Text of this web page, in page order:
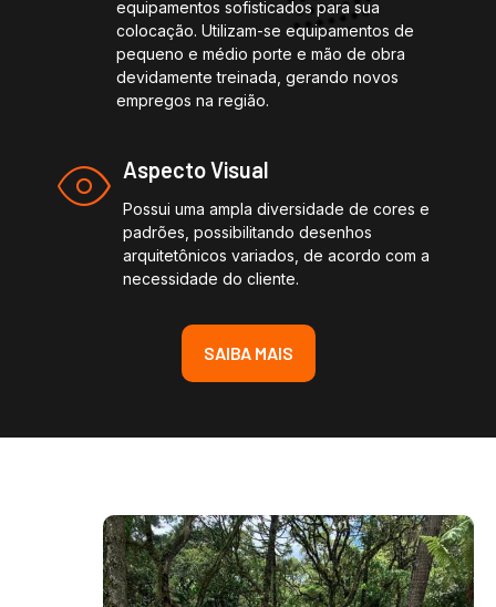
equipamentos sofisticados para sua
colocação. Utilizam-se equipamentos de
pequeno e médio porte e mão de obra
devidamente treinada, gerando novos
empregos na região.
Aspecto Visual
Possui uma ampla diversidade de cores e
padrões, possibilitando desenhos
arquitetônicos variados, de acordo com a
necessidade do cliente.
SAIBA MAIS